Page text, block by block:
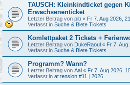
TAUSCH: Kleinkindticket gegen
Erwachsenenticket
Letzter Beitrag von pib « Fr 7. Aug 2026,
Verfasst in Suche & Biete Tickets
Komlettpaket 2 Tickets +
Letzter Beitrag von DukeRaoul « Fr 7. Aug
Verfasst in Suche & Biete Tickets
Programm? Wann?
Letzter Beitrag von Aal « Fr 7. Aug 2026,
Verfasst in at.tension #11 | 2026